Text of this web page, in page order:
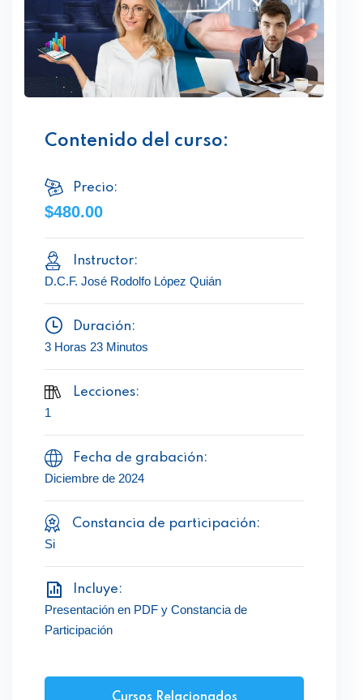
Contenido del curso:
Precio:
$480.00
Instructor:
D.C.F. José Rodolfo López Quián
Duración:
3 Horas 23 Minutos
Lecciones:
1
Fecha de grabación:
Diciembre de 2024
Constancia de participación:
Si
Incluye:
Presentación en PDF y Constancia de
Participación